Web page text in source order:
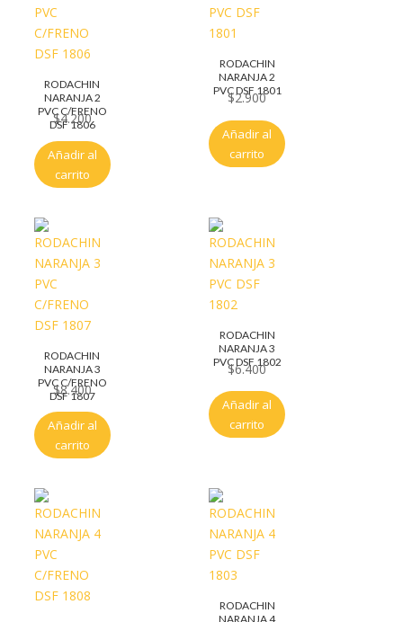
RODACHIN
NARANJA 2
PVC C/FRENO
DSF 1806
$4.200
Añadir al
carrito
RODACHIN
NARANJA 2
PVC DSF 1801
$2.900
Añadir al
carrito
RODACHIN
NARANJA 3
PVC C/FRENO
DSF 1807
$8.400
Añadir al
carrito
RODACHIN
NARANJA 3
PVC DSF 1802
$6.400
Añadir al
carrito
RODACHIN
NARANJA 4